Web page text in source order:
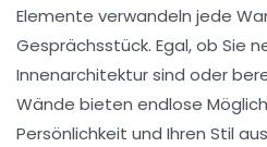
Elemente verwandeln jede
Gesprächsstück. Egal, ob Sie
Innenarchitektursind oder
Wände bieten endlose
Persönlichkeit und Ihren Stil